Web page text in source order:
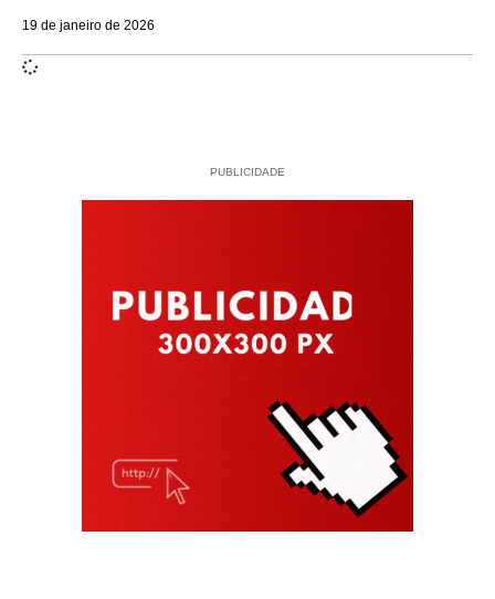
19 de janeiro de 2026
PUBLICIDADE